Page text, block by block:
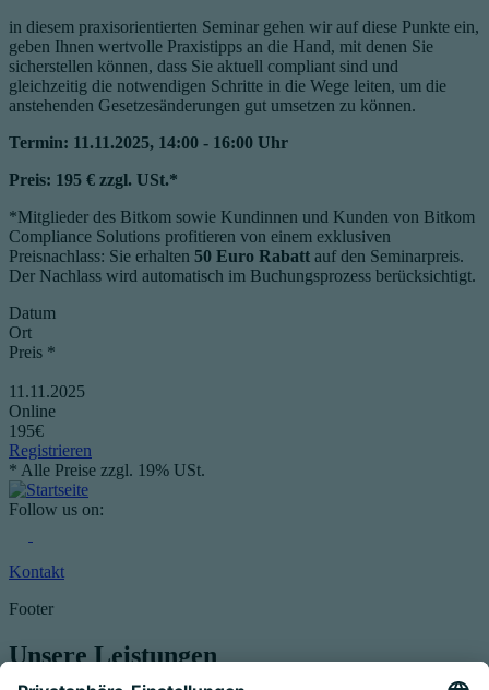
in diesem praxisorientierten Seminar gehen wir auf diese Punkte ein,
geben Ihnen wertvolle Praxistipps an die Hand, mit denen Sie
sicherstellen können, dass Sie aktuell compliant sind und
gleichzeitig die notwendigen Schritte in die Wege leiten, um die
anstehenden Gesetzesänderungen gut umsetzen zu können.
Termin: 11.11.2025, 14:00 - 16:00 Uhr
Preis: 195 € zzgl. USt.*
*Mitglieder des Bitkom sowie Kundinnen und Kunden von Bitkom
Compliance Solutions profitieren von einem exklusiven
Preisnachlass: Sie erhalten 50 Euro Rabatt auf den Seminarpreis.
Der Nachlass wird automatisch im Buchungsprozess berücksichtigt.
Datum
Ort
Preis *
11.11.2025
Online
195€
Registrieren
* Alle Preise zzgl. 19% USt.
Follow us on:
Kontakt
Footer
Unsere Leistungen